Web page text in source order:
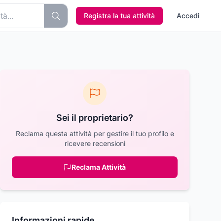
Registra la tua attività Accedi
Sei il proprietario?
Reclama questa attività per gestire il tuo profilo e
ricevere recensioni
Reclama Attività